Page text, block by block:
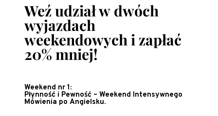
Weź udział w dwóch
wyjazdach
weekendowych i zapłać
20% mniej!
Weekend nr 1:
Płynność i Pewność – Weekend Intensywnego
Mówienia po Angielsku.